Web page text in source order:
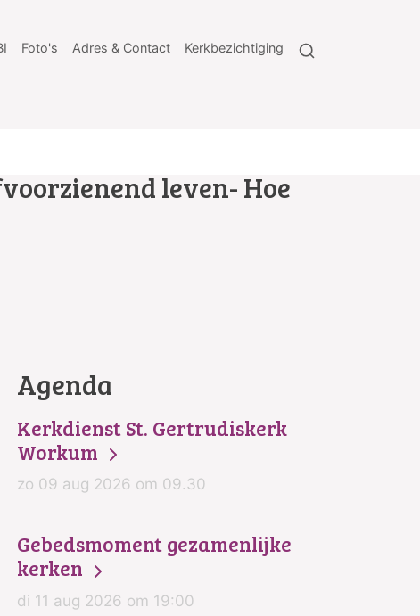
Foto's Adres & Contact Kerkbezichtiging
leven- Hoe
Agenda
Kerkdienst St. Gertrudiskerk
Workum
zo 09 aug 2026 om 09.30
Gebedsmoment gezamenlijke
kerken
di 11 aug 2026 om 19:00